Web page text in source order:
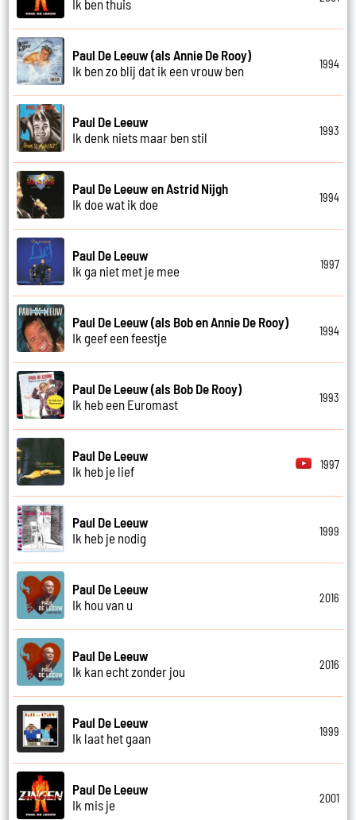
Ik ben thuis
Paul De Leeuw (als Annie De Rooy)
Ik ben zo blij dat ik een vrouw ben
1994
Paul De Leeuw
Ik denk niets maar ben stil
1993
Paul De Leeuw en Astrid Nijgh
Ik doe wat ik doe
1994
Paul De Leeuw
Ik ga niet met je mee
1997
Paul De Leeuw (als Bob en Annie De Rooy)
Ik geef een feestje
1994
Paul De Leeuw (als Bob De Rooy)
Ik heb een Euromast
1993
Paul De Leeuw
Ik heb je lief
1997
Paul De Leeuw
Ik heb je nodig
1999
Paul De Leeuw
Ik hou van u
2016
Paul De Leeuw
Ik kan echt zonder jou
2016
Paul De Leeuw
Ik laat het gaan
1999
Paul De Leeuw
Ik mis je
2001